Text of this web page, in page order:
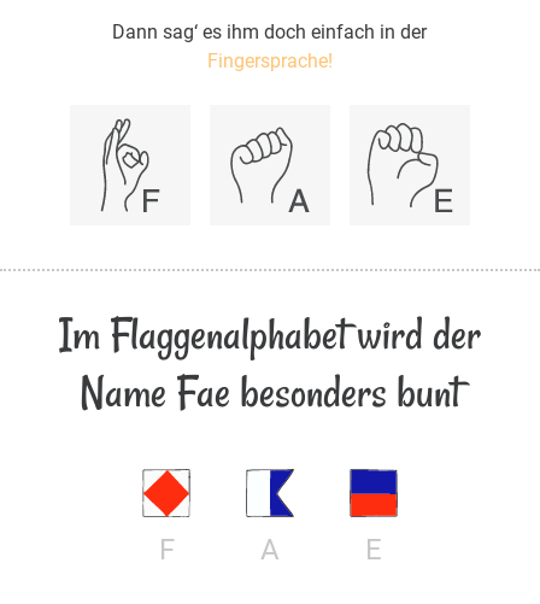
Dann sag‘ es ihm doch einfach in der
Fingersprache!
Im Flaggenalphabet wird der
Name Fae besonders bunt
F A E